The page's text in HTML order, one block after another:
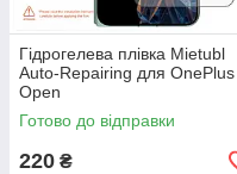
Гідрогелева плівка Mietubl
Auto-Repairing для OnePlus
Open
Готово до відправки
220 ₴